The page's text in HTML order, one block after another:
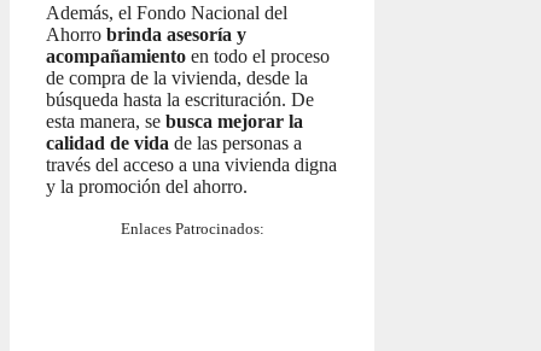
Además, el Fondo Nacional del
Ahorro brinda asesoría y
acompañamiento en todo el proceso
de compra de la vivienda, desde la
búsqueda hasta la escrituración. De
esta manera, se busca mejorar la
calidad de vida de las personas a
través del acceso a una vivienda digna
y la promoción del ahorro.
Enlaces Patrocinados: